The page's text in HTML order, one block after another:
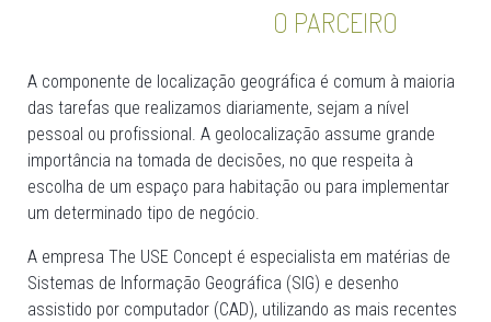
O PARCEIRO
A componente de localização geográfica é comum à maioria
das tarefas que realizamos diariamente, sejam a nível
pessoal ou profissional. A geolocalização assume grande
importância na tomada de decisões, no que respeita à
escolha de um espaço para habitação ou para implementar
um determinado tipo de negócio.
A empresa The USE Concept é especialista em matérias de
Sistemas de Informação Geográfica (SIG) e desenho
assistido por computador (CAD), utilizando as mais recentes